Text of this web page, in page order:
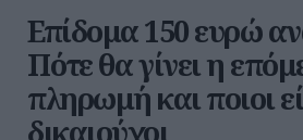
Επίδομα 150 ευρώ
Πότε θα γίνει η
πληρωμή και ποιοι
δικαιούχοι